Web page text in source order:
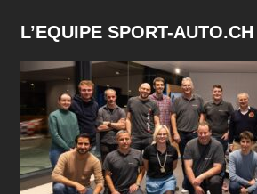
L’EQUIPE SPORT-AUTO.CH